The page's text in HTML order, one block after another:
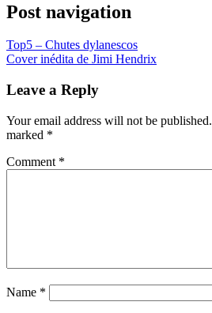
Post navigation
Top5 – Chutes dylanescos
Cover inédita de Jimi Hendrix
Leave a Reply
Your email address will not be published.
marked *
Comment *
Name *